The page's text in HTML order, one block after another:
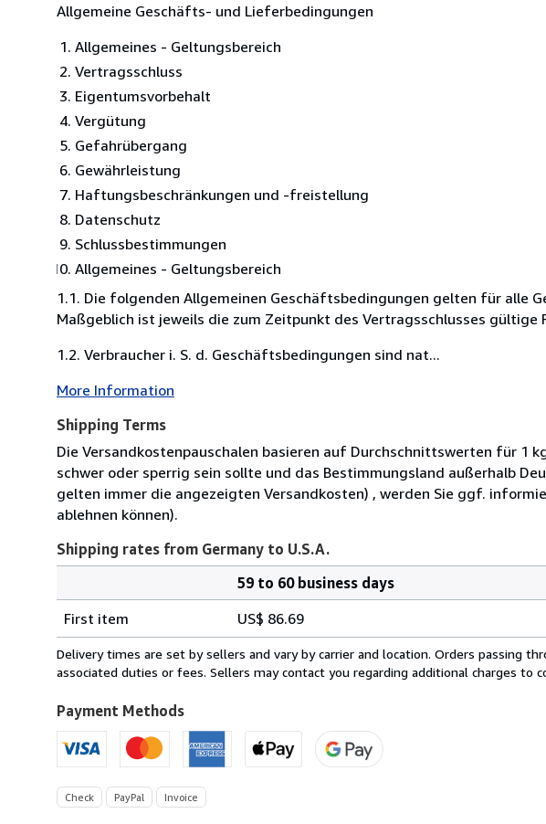
Allgemeine Geschäfts- und Lieferbedingungen
Allgemeines - Geltungsbereich
Vertragsschluss
Eigentumsvorbehalt
Vergütung
Gefahrübergang
Gewährleistung
Haftungsbeschränkungen und -freistellung
Datenschutz
Schlussbestimmungen
Allgemeines - Geltungsbereich
1.1. Die folgenden Allgemeinen Geschäftsbedingungen gelten für alle
Maßgeblich ist jeweils die zum Zeitpunkt des Vertragsschlusses gültige
1.2. Verbraucher i. S. d. Geschäftsbedingungen sind nat...
More Information
Shipping Terms
Die Versandkostenpauschalen basieren auf Durchschnittswerten für 1
schwer oder sperrig sein sollte und das Bestimmungsland außerhalb
gelten immer die angezeigten Versandkosten) , werden Sie ggf.
ablehnen können).
Shipping rates from Germany to U.S.A.
rates
from
Germany
U.S.A.
59 to 60 business days
First item
US$ 86.69
Delivery times are set by sellers and vary by carrier and location. Orders passing
associated duties or fees. Sellers may contact you regarding additional charges to
Payment Methods
Check PayPal Invoice